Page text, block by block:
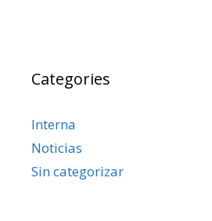
Categories
Interna
Noticias
Sin categorizar